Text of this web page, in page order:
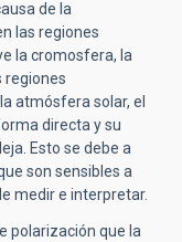
de la
las regiones
la cromosfera, la
regiones
atmósfera solar, el
directa y su
Esto se debe a
son sensibles a
medir e interpretar.
polarización que la